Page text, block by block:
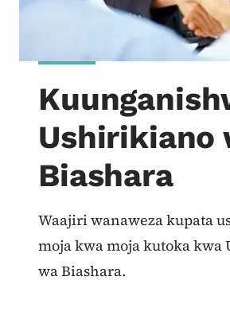
Ushirikiano
Biashara
Waajiri wanaweza kupata
moja kwa moja kutoka
wa Biashara.